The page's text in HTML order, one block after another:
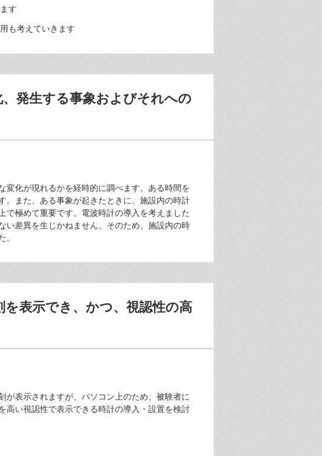
す
も考えていきます
発生する事象およびそれへの
変化が現れるかを経時的に調べます。ある時間を
。また、ある事象が起きたときに、施設内の時計
で極めて重要です。電波時計の導入を考えました
い差異を生じかねません。そのため、施設内の時
。
表示でき、かつ、視認性の高
が表示されますが、パソコン上のため、被験者に
高い視認性で表示できる時計の導入・設置を検討